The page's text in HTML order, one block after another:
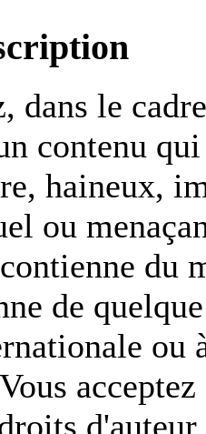
dans le
contenu
haineux,
ou
du
de
ou